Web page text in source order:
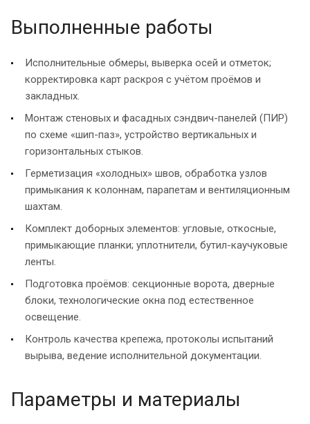
Выполненные работы
Исполнительные обмеры, выверка осей и отметок;
корректировка карт раскроя с учётом проёмов и
закладных.
Монтаж стеновых и фасадных сэндвич-панелей (ПИР)
по схеме «шип-паз», устройство вертикальных и
горизонтальных стыков.
Герметизация «холодных» швов, обработка узлов
примыкания к колоннам, парапетам и вентиляционным
шахтам.
Комплект доборных элементов: угловые, откосные,
примыкающие планки; уплотнители, бутил-каучуковые
ленты.
Подготовка проёмов: секционные ворота, дверные
блоки, технологические окна под естественное
освещение.
Контроль качества крепежа, протоколы испытаний
вырыва, ведение исполнительной документации.
Параметры и материалы